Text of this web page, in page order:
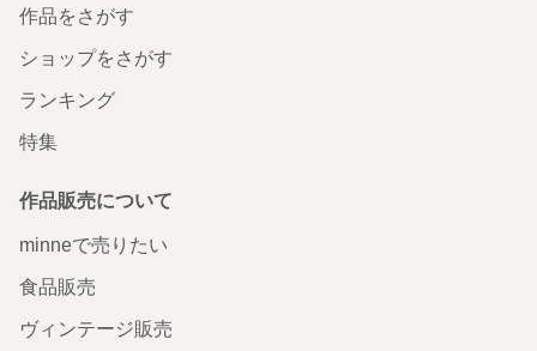
作品をさがす
ショップをさがす
ランキング
特集
作品販売について
minneで売りたい
食品販売
ヴィンテージ販売